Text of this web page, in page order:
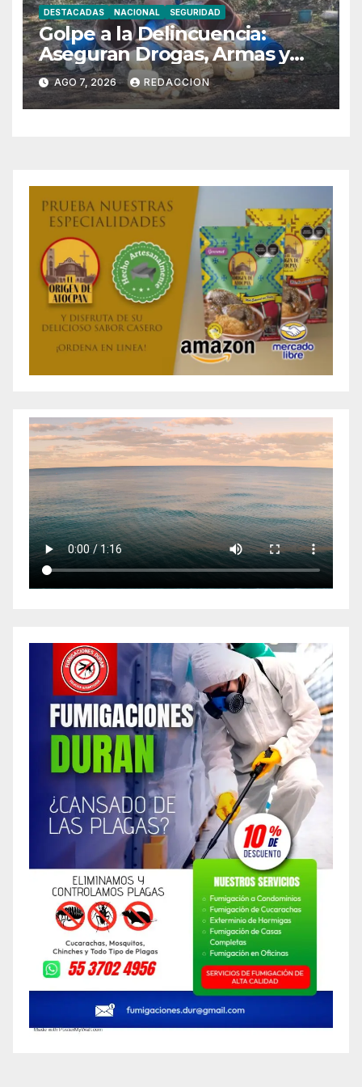
DESTACADAS NACIONAL SEGURIDAD
Golpe a la Delincuencia:
Aseguran Drogas, Armas y
Vehículos en 15 Estados
AGO 7, 2026 REDACCION